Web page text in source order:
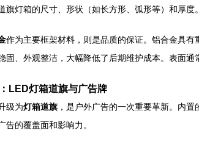
旗灯箱的尺寸、形状（如长方形、弧形等）和厚度。
作为主要框架材料，则是品质的保证。铝合金具
固、外观整洁，大幅降低了后期维护成本。表面
LED灯箱道旗与广告牌
级为灯箱道旗 ，是户外广告的一次重要革新。内置
告的覆盖面和影响力。